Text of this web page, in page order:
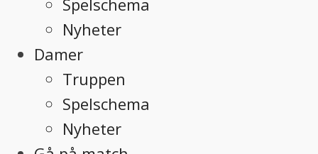
Nyheter
Damer
Truppen
Spelschema
Nyheter